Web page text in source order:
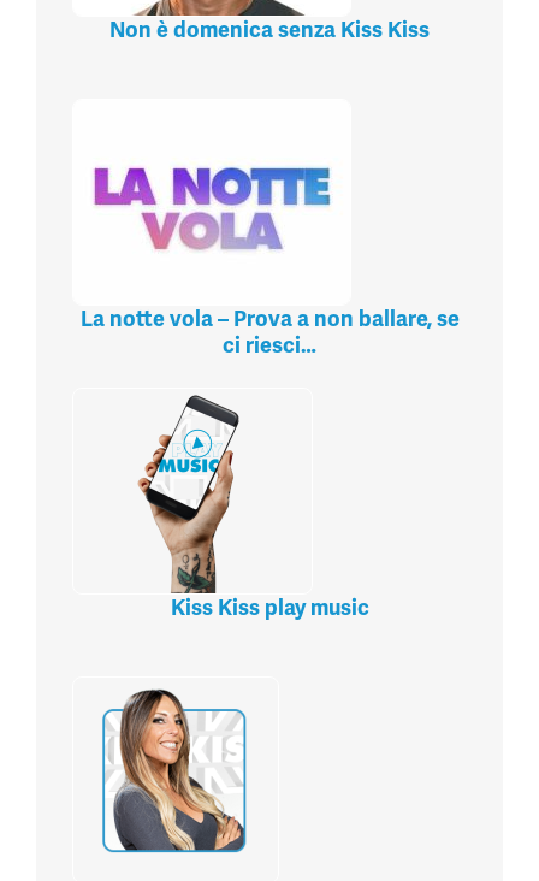
Non è domenica senza Kiss Kiss
La notte vola – Prova a non ballare, se
ci riesci…
Kiss Kiss play music